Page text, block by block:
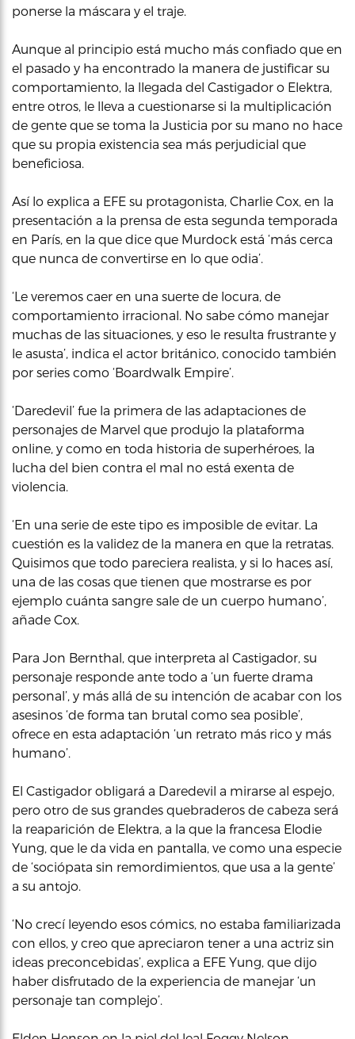
ponerse la máscara y el traje.
Aunque al principio está mucho más confiado que en
el pasado y ha encontrado la manera de justificar su
comportamiento, la llegada del Castigador o Elektra,
entre otros, le lleva a cuestionarse si la multiplicación
de gente que se toma la Justicia por su mano no hace
que su propia existencia sea más perjudicial que
beneficiosa.
Así lo explica a EFE su protagonista, Charlie Cox, en la
presentación a la prensa de esta segunda temporada
en París, en la que dice que Murdock está ‘más cerca
que nunca de convertirse en lo que odia’.
‘Le veremos caer en una suerte de locura, de
comportamiento irracional. No sabe cómo manejar
muchas de las situaciones, y eso le resulta frustrante y
le asusta’, indica el actor británico, conocido también
por series como ‘Boardwalk Empire’.
‘Daredevil’ fue la primera de las adaptaciones de
personajes de Marvel que produjo la plataforma
online, y como en toda historia de superhéroes, la
lucha del bien contra el mal no está exenta de
violencia.
‘En una serie de este tipo es imposible de evitar. La
cuestión es la validez de la manera en que la retratas.
Quisimos que todo pareciera realista, y si lo haces así,
una de las cosas que tienen que mostrarse es por
ejemplo cuánta sangre sale de un cuerpo humano’,
añade Cox.
Para Jon Bernthal, que interpreta al Castigador, su
personaje responde ante todo a ‘un fuerte drama
personal’, y más allá de su intención de acabar con los
asesinos ‘de forma tan brutal como sea posible’,
ofrece en esta adaptación ‘un retrato más rico y más
humano’.
El Castigador obligará a Daredevil a mirarse al espejo,
pero otro de sus grandes quebraderos de cabeza será
la reaparición de Elektra, a la que la francesa Elodie
Yung, que le da vida en pantalla, ve como una especie
de ‘sociópata sin remordimientos, que usa a la gente’
a su antojo.
‘No crecí leyendo esos cómics, no estaba familiarizada
con ellos, y creo que apreciaron tener a una actriz sin
ideas preconcebidas’, explica a EFE Yung, que dijo
haber disfrutado de la experiencia de manejar ‘un
personaje tan complejo’.